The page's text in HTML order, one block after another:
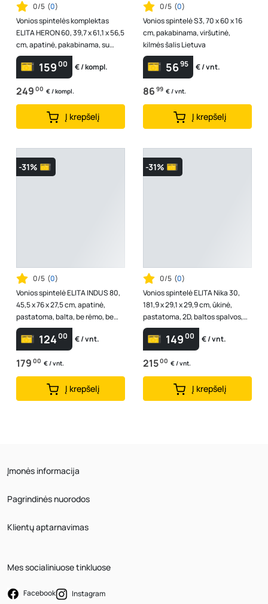
0/5 (0)
Vonios spintelės komplektas
ELITA HERON 60, 39,7 x 61,1 x 56,5
cm, apatinė, pakabinama, su
juodu prastuvu, 2DR, Ąžuolo "...
15900 € / kompl.
249 00 € / kompl.
Į krepšelį
0/5 (0)
Vonios spintelė S3, 70 x 60 x 16
cm, pakabinama, viršutinė,
kilmės šalis Lietuva
5695 € / vnt.
86 99 € / vnt.
Į krepšelį
-31%
0/5 (0)
Vonios spintelė ELITA INDUS 80,
45,5 x 76 x 27,5 cm, apatinė,
pastatoma, balta, be rėmo, be
praustuvo, 1DR, 168672
12400 € / vnt.
179 00 € / vnt.
Į krepšelį
-31%
0/5 (0)
Vonios spintelė ELITA Nika 30,
181,9 x 29,1 x 29,9 cm, ūkinė,
pastatoma, 2D, baltos spalvos,
168723
14900 € / vnt.
21500 € / vnt.
Į krepšelį
Įmonės informacija
Pagrindinės nuorodos
Klientų aptarnavimas
Mes socialiniuose tinkluose
Facebook Instagram